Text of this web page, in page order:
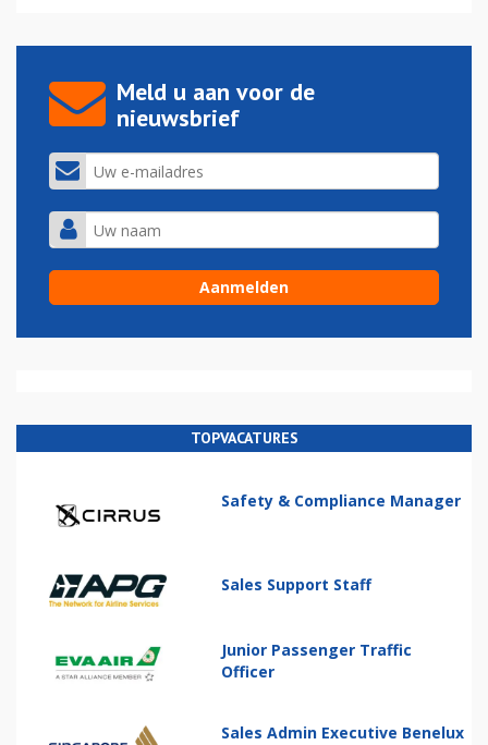
Meld u aan voor de
nieuwsbrief
TOPVACATURES
Safety & Compliance Manager
Sales Support Staff
Junior Passenger Traffic
Officer
Sales Admin Executive Benelux